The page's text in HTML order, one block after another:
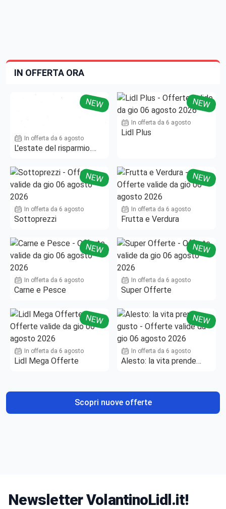
IN OFFERTA ORA
NEW
In offerta da 6 agosto
L'estate del risparmio.
NEW
In offerta da 6 agosto
Lidl Plus
NEW
In offerta da 6 agosto
Sottoprezzi
NEW
In offerta da 6 agosto
Frutta e Verdura
NEW
In offerta da 6 agosto
Carne e Pesce
NEW
In offerta da 6 agosto
Super Offerte
NEW
In offerta da 6 agosto
Lidl Mega Offerte
NEW
In offerta da 6 agosto
Alesto: la vita prende
Scopri nuove offerte
Newsletter VolantinoLidl.it!